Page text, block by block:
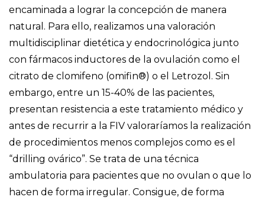
encaminada a lograr la concepción de manera
natural. Para ello, realizamos una valoración
multidisciplinar dietética y endocrinológica junto
con fármacos inductores de la ovulación como el
citrato de clomifeno (omifin®) o el Letrozol. Sin
embargo, entre un 15-40% de las pacientes,
presentan resistencia a este tratamiento médico y
antes de recurrir a la FIV valoraríamos la realización
de procedimientos menos complejos como es el
“drilling ovárico”. Se trata de una técnica
ambulatoria para pacientes que no ovulan o que lo
hacen de forma irregular. Consigue, de forma